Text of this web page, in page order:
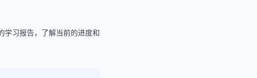
学习报告，了解当前的进度和